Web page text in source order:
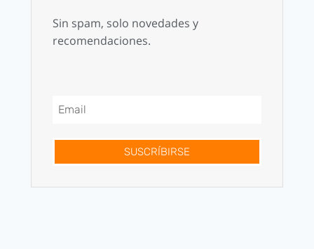
Sin spam, solo novedades y
recomendaciones.
SUSCRÍBIRSE